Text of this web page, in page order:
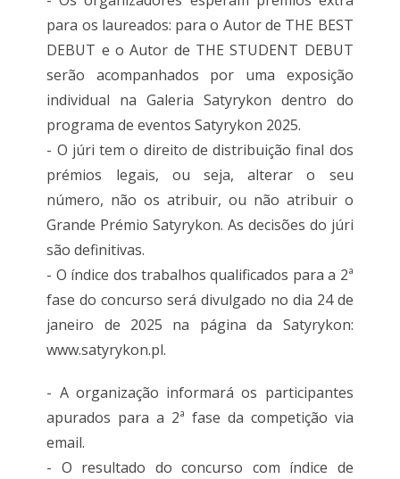
para os laureados: para o Autor de THE BEST
DEBUT e o Autor de THE STUDENT DEBUT
serão acompanhados por uma exposição
individual na Galeria Satyrykon dentro do
programa de eventos Satyrykon 2025.
- O júri tem o direito de distribuição final dos
prémios legais, ou seja, alterar o seu
número, não os atribuir, ou não atribuir o
Grande Prémio Satyrykon. As decisões do júri
são definitivas.
- O índice dos trabalhos qualificados para a 2ª
fase do concurso será divulgado no dia 24 de
janeiro de 2025 na página da Satyrykon:
www.satyrykon.pl.
- A organização informará os participantes
apurados para a 2ª fase da competição via
email.
- O resultado do concurso com índice de